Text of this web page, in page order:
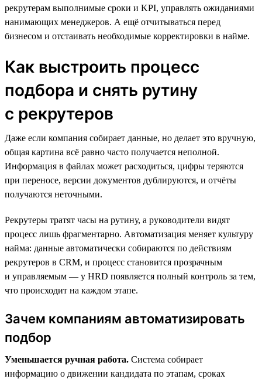
рекрутерам выполнимые сроки и KPI, управлять ожиданиями
нанимающих менеджеров. А ещё отчитываться перед
бизнесом и отстаивать необходимые корректировки в найме.
Как выстроить процесс
подбора и снять рутину
с рекрутеров
Даже если компания собирает данные, но делает это вручную,
общая картина всё равно часто получается неполной.
Информация в файлах может расходиться, цифры теряются
при переносе, версии документов дублируются, и отчёты
получаются неточными.
Рекрутеры тратят часы на рутину, а руководители видят
процесс лишь фрагментарно. Автоматизация меняет культуру
найма: данные автоматически собираются по действиям
рекрутеров в CRM, и процесс становится прозрачным
и управляемым — у HRD появляется полный контроль за тем,
что происходит на каждом этапе.
Зачем компаниям автоматизировать
подбор
Уменьшается ручная работа. Система собирает
информацию о движении кандидата по этапам, сроках